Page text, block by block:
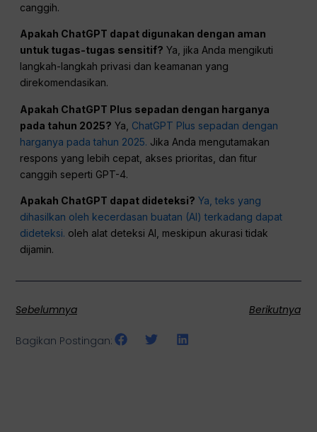
canggih.
Apakah ChatGPT dapat digunakan dengan aman
untuk tugas-tugas sensitif? Ya, jika Anda mengikuti
langkah-langkah privasi dan keamanan yang
direkomendasikan.
Apakah ChatGPT Plus sepadan dengan harganya
pada tahun 2025? Ya, ChatGPT Plus sepadan dengan
harganya pada tahun 2025. Jika Anda mengutamakan
respons yang lebih cepat, akses prioritas, dan fitur
canggih seperti GPT-4.
Apakah ChatGPT dapat dideteksi? Ya, teks yang
dihasilkan oleh kecerdasan buatan (AI) terkadang dapat
dideteksi. oleh alat deteksi AI, meskipun akurasi tidak
dijamin.
Sebelumnya Berikutnya
Bagikan Postingan: